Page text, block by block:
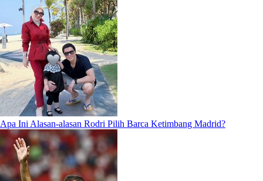
Apa Ini Alasan-alasan Rodri Pilih Barca Ketimbang Madrid?